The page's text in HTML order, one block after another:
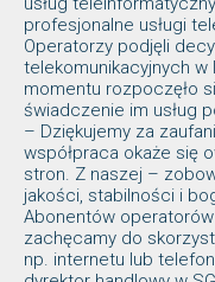
profesjonalne usługi
Operatorzy podjęli
telekomunikacyjnych
momentu rozpoczęło
świadczenie im usług
– Dziękujemy za
współpraca okaże się
stron. Z naszej –
jakości, stabilności i
Abonentów
zachęcamy do
np. internetu lub